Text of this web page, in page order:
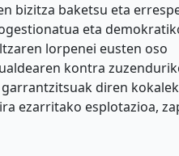
bizitza baketsu eta
eta
lorpenei eusten oso
kontra
diren
ezarritako esplotazioa,